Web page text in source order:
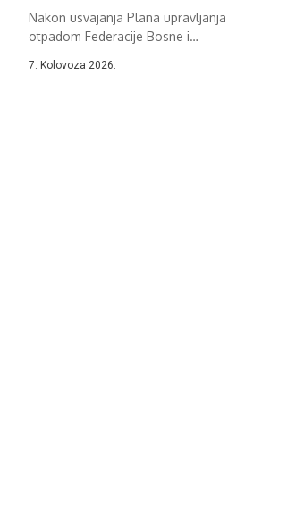
Nakon usvajanja Plana upravljanja
otpadom Federacije Bosne i
7. Kolovoza 2026.